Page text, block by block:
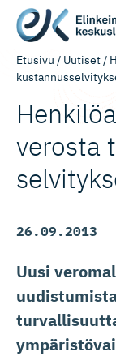
Etusivu / Uutiset/
verosta
26.09.2013
Uusi